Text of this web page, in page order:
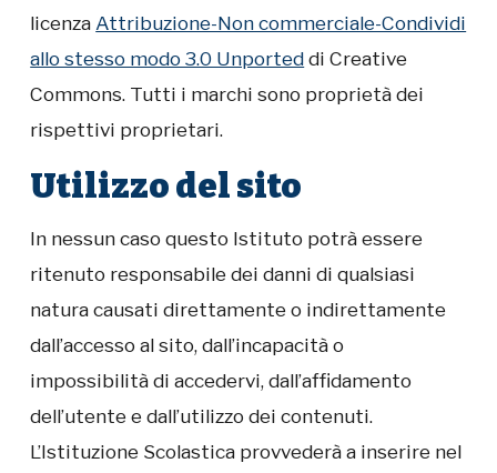
licenza Attribuzione-Non commerciale-Condividi
allo stesso modo 3.0 Unporteddi Creative
Commons. Tutti i marchi sono proprietà dei
rispettivi proprietari.
Utilizzo del sito
In nessun caso questo Istituto potrà essere
ritenuto responsabile dei danni di qualsiasi
natura causati direttamente o indirettamente
dall’accesso al sito, dall’incapacità o
impossibilità di accedervi, dall’affidamento
dell’utente e dall’utilizzo dei contenuti.
L’Istituzione Scolastica provvederà a inserire nel